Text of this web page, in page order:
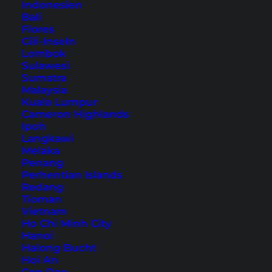
Indonesien
Bali
Flores
Gili-Inseln
Lombok
Sulawesi
Sumatra
Malaysia
Kuala Lumpur
Cameron Highlands
Ipoh
Langkawi
Melaka
Penang
Perhentian Islands
Redang
Tioman
Vietnam
Ho Chi Minh City
Hanoi
Halong Bucht
Hoi An
Inhaltsverzeichnis
Übernachtung in Hong Kong – unser
Hoteltipp
1. Hong Kong Observation Wheel
2. Hong Kong Zoological and Botanical
Gardens
3. The Peak
4. Central Mid-Levels Escalator
5. Street Art in Soho
6. Lan Kwai Fong
7. Man Mo Temple
8. Cat Street
9. IFC (International Finance Center)